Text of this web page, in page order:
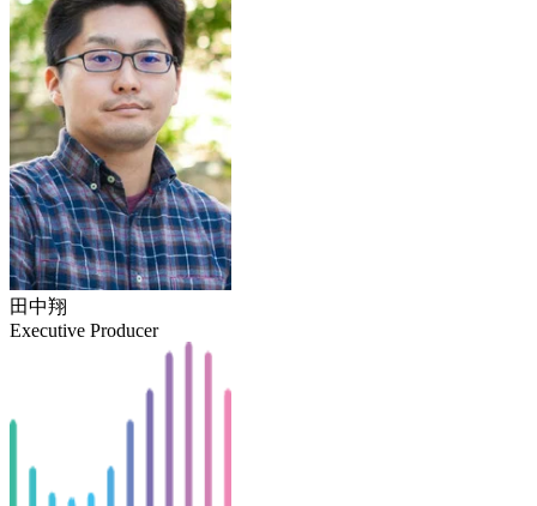
田中翔
Executive Producer